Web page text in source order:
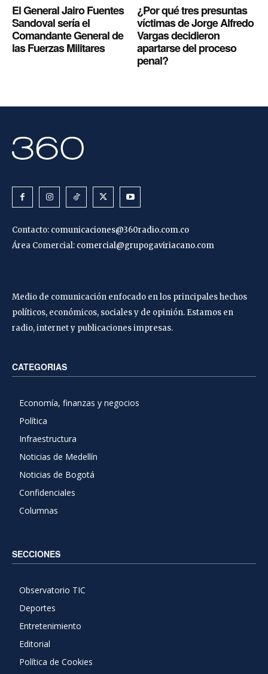
El General Jairo Fuentes
Sandoval sería el
Comandante General de
las Fuerzas Militares
¿Por qué tres presuntas
víctimas de Jorge Alfredo
Vargas decidieron
apartarse del proceso
penal?
Contacto: comunicaciones@360radio.com.co
Área Comercial: comercial@grupogaviriacano.com
Medio de comunicación enfocado en los principales hechos
políticos, económicos, sociales y de opinión. Estamos en
radio, internet y publicaciones impresas.
CATEGORIAS
Economía, finanzas y negocios
Política
Infraestructura
Noticias de Medellín
Noticias de Bogotá
Confidenciales
Columnas
SECCIONES
Observatorio TIC
Deportes
Entretenimiento
Editorial
Política de Cookies